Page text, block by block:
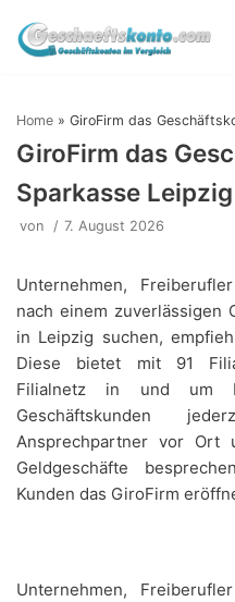
Zum
Inhalt
Home » GiroFirm das
GiroFirm das
Sparkasse Leipzig
von 7. August 2026
Unternehmen,
nach einem zuverlässigen
in Leipzig suchen,
Diese bietet mit 91
Filialnetz in und um
Geschäftskunden
Ansprechpartner vor Ort
Geldgeschäfte
Kunden das GiroFirm
Unternehmen,